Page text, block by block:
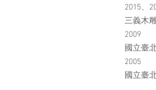
2015、
三義木
2009
國立臺
2005
國立臺